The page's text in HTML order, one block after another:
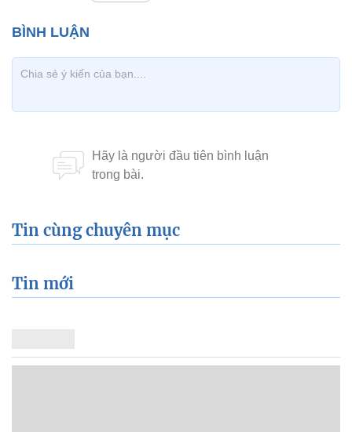
Tin cùng chuyên mục
Tin mới